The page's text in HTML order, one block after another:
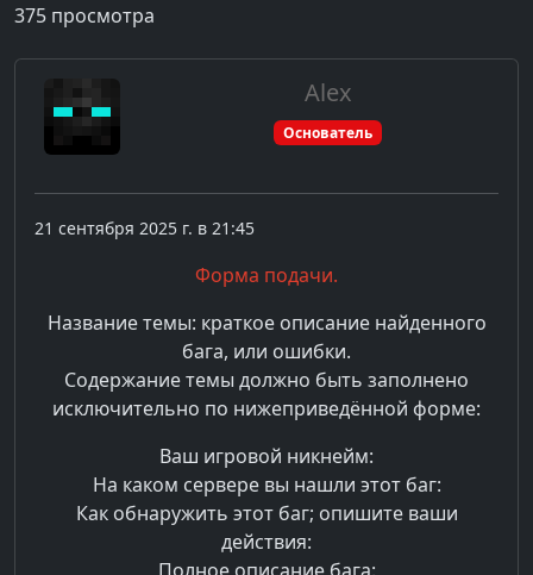
375 просмотра
Alex
Основатель
21 сентября 2025 г. в 21:45
Форма подачи.
Название темы: краткое описание найденного
бага, или ошибки.
Содержание темы должно быть заполнено
исключительно по нижеприведённой форме:
Ваш игровой никнейм:
На каком сервере вы нашли этот баг:
Как обнаружить этот баг; опишите ваши
действия:
Полное описание бага: